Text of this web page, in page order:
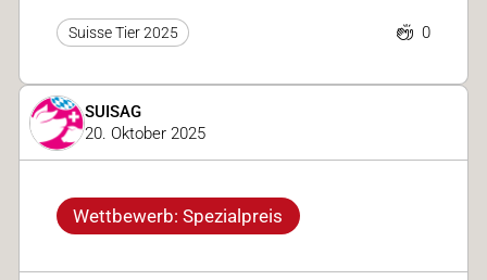
Suisse Tier 2025 0
SUISAG
20. Oktober 2025
Wettbewerb: Spezialpreis